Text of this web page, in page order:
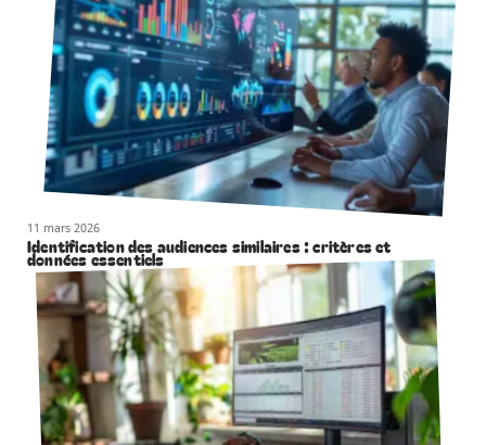
11 mars 2026
Identification des audiences similaires : critères et
données essentiels